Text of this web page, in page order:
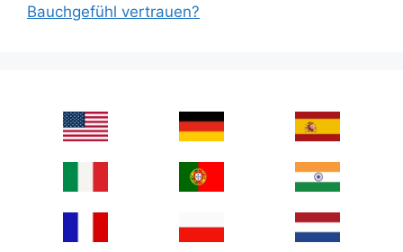
Bauchgefühl vertrauen?